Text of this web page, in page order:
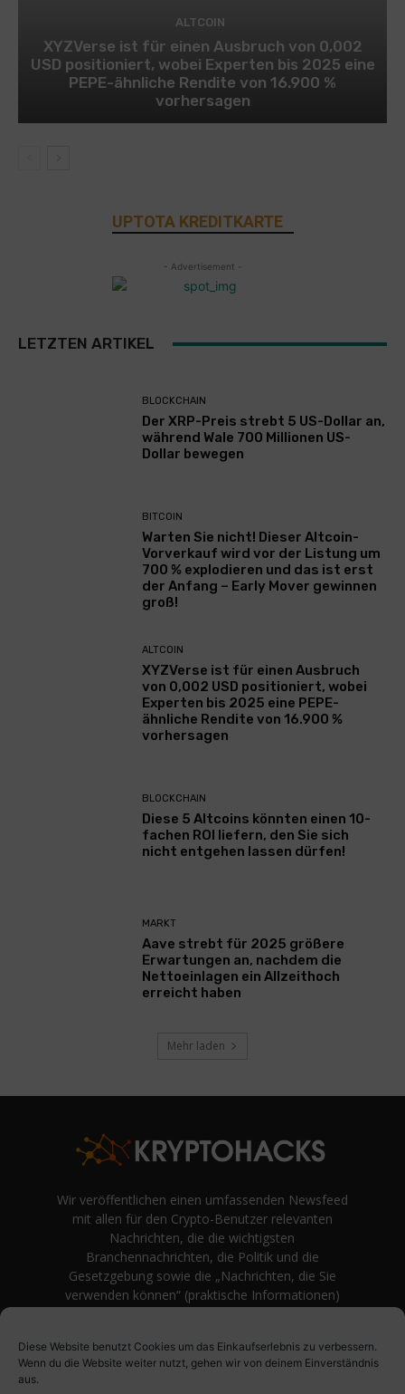
Diese Website benutzt Cookies um das Einkaufserlebnis zu verbessern.
Wenn du die Website weiter nutzt, gehen wir von deinem Einverständnis
aus.
ALTCOIN
XYZVerse ist für einen Ausbruch von 0,002
USD positioniert, wobei Experten bis 2025 eine
PEPE-ähnliche Rendite von 16.900 %
vorhersagen
UPTOTA KREDITKARTE
- Advertisement -
LETZTEN ARTIKEL
BLOCKCHAIN
Der XRP-Preis strebt 5 US-Dollar an,
während Wale 700 Millionen US-
Dollar bewegen
BITCOIN
Warten Sie nicht! Dieser Altcoin-
Vorverkauf wird vor der Listung um
700 % explodieren und das ist erst
der Anfang – Early Mover gewinnen
groß!
ALTCOIN
XYZVerse ist für einen Ausbruch
von 0,002 USD positioniert, wobei
Experten bis 2025 eine PEPE-
ähnliche Rendite von 16.900 %
vorhersagen
BLOCKCHAIN
Diese 5 Altcoins könnten einen 10-
fachen ROI liefern, den Sie sich
nicht entgehen lassen dürfen!
MARKT
Aave strebt für 2025 größere
Erwartungen an, nachdem die
Nettoeinlagen ein Allzeithoch
erreicht haben
Mehr laden
Wir veröffentlichen einen umfassenden Newsfeed
mit allen für den Crypto-Benutzer relevanten
Nachrichten, die die wichtigsten
Branchennachrichten, die Politik und die
Gesetzgebung sowie die „Nachrichten, die Sie
verwenden können“ (praktische Informationen)
Meinungen rund um Kryptowährung. Einfache
Logik und Beispiele aus der Praxis werden vor